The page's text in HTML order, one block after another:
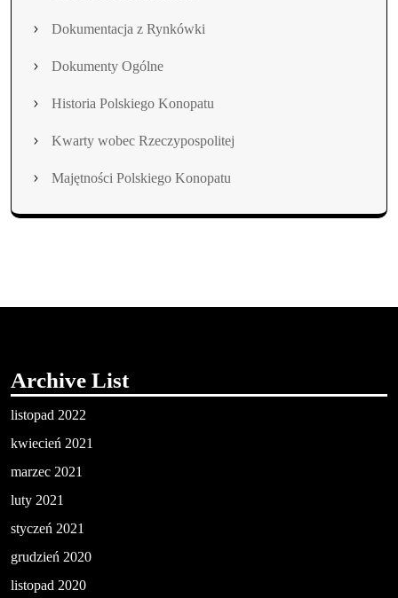
Dokumentacja z Rynkówki
Dokumenty Ogólne
Historia Polskiego Konopatu
Kwarty wobec Rzeczypospolitej
Majętności Polskiego Konopatu
Archive List
listopad 2022
kwiecień 2021
marzec 2021
luty 2021
styczeń 2021
grudzień 2020
listopad 2020